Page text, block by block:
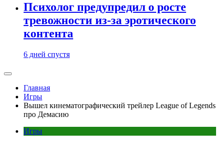
Психолог предупредил о росте
тревожности из-за эротического
контента
6 дней спустя
Главная
Игры
Вышел кинематографический трейлер League of Legends
про Демасию
Игры